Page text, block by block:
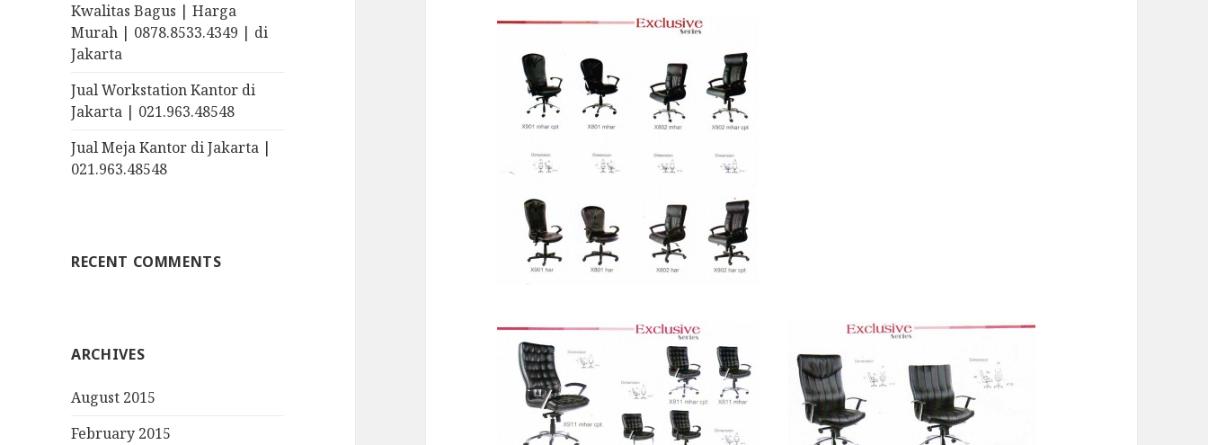
Kwalitas Bagus | Harga
Murah | 0878.8533.4349 | di
Jakarta
Jual Workstation Kantor di
Jakarta | 021.963.48548
Jual Meja Kantor di Jakarta |
021.963.48548
RECENT COMMENTS
ARCHIVES
August 2015
February 2015